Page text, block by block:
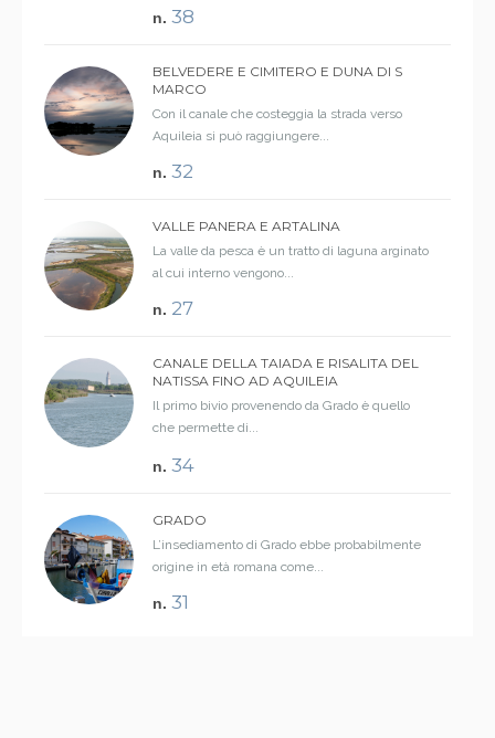
n. 38
BELVEDERE E CIMITERO E DUNA DI S
MARCO
Con il canale che costeggia la strada verso
Aquileia si può raggiungere...
n. 32
VALLE PANERA E ARTALINA
La valle da pesca è un tratto di laguna arginato
al cui interno vengono...
n. 27
CANALE DELLA TAIADA E RISALITA DEL
NATISSA FINO AD AQUILEIA
Il primo bivio provenendo da Grado è quello
che permette di...
n. 34
GRADO
L’insediamento di Grado ebbe probabilmente
origine in età romana come...
n. 31